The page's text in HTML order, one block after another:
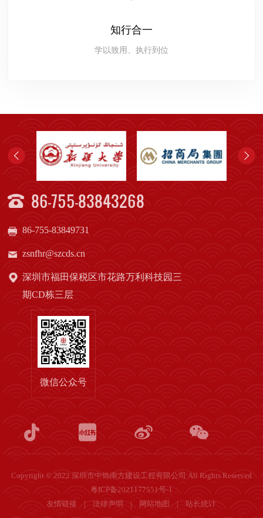
知行合一
学以致用、执行到位
86-755-83843268
86-755-83849731
zsnfhr@szcds.cn
深圳市福田保税区市花路万利科技园三
期CD栋三层
微信公众号
Copyright © 2022 深圳市中饰南方建设工程有限公司 All Rights Reserved
粤ICP备2021177551号-1
友情链接
法律声明 网站地图 站长统计